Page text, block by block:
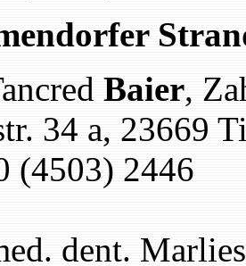
Baier,
34 a, 23669
(4503) 2446
dent.